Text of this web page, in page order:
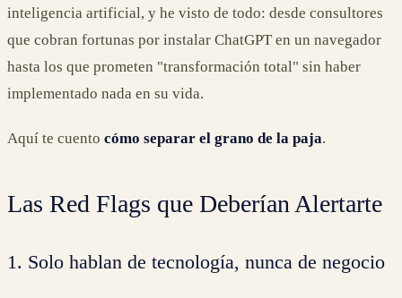
inteligencia artificial, y he visto de todo: desde consultores
que cobran fortunas por instalar ChatGPT en un navegador
hasta los que prometen "transformación total" sin haber
implementado nada en su vida.
Aquí te cuento cómo separar el grano de la paja.
Las Red Flags que Deberían Alertarte
1. Solo hablan de tecnología, nunca de negocio